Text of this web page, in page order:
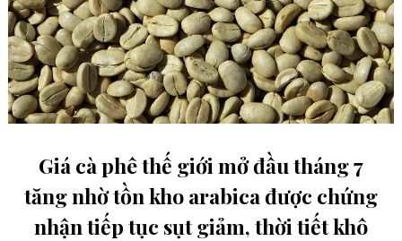
Giá cà phê thế giới mở đầu tháng 7
tăng nhờ tồn kho arabica được chứng
nhận tiếp tục sụt giảm, thời tiết khô